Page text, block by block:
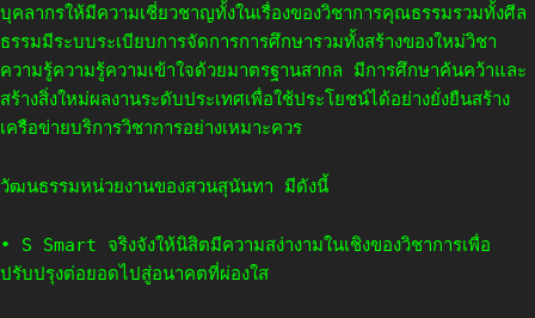
บุคลากรให้มีความเชี่ยวชาญทั้งในเรื่องของวิชาการคุณธรรมรวมทั้งศีล
ธรรมมีระบบระเบียบการจัดการการศึกษารวมทั้งสร้างของใหม่วิชา
ความรู้ความรู้ความเข้าใจด้วยมาตรฐานสากล มีการศึกษาค้นคว้าและ
สร้างสิ่งใหม่ผลงานระดับประเทศเพื่อใช้ประโยชน์ได้อย่างยั่งยืนสร้าง
เครือข่ายบริการวิชาการอย่างเหมาะควร
วัฒนธรรมหน่วยงานของสวนสุนันทา มีดังนี้
• S Smart จริงจังให้นิสิตมีความสง่างามในเชิงของวิชาการเพื่อ
ปรับปรุงต่อยอดไปสู่อนาคตที่ผ่องใส